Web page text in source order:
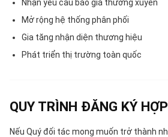
Nhận yêu cầu báo giá thường xuyên
Mở rộng hệ thống phân phối
Gia tăng nhận diện thương hiệu
Phát triển thị trường toàn quốc
QUY TRÌNH ĐĂNG KÝ
Nếu Quý đối tác mong muốn trở thành